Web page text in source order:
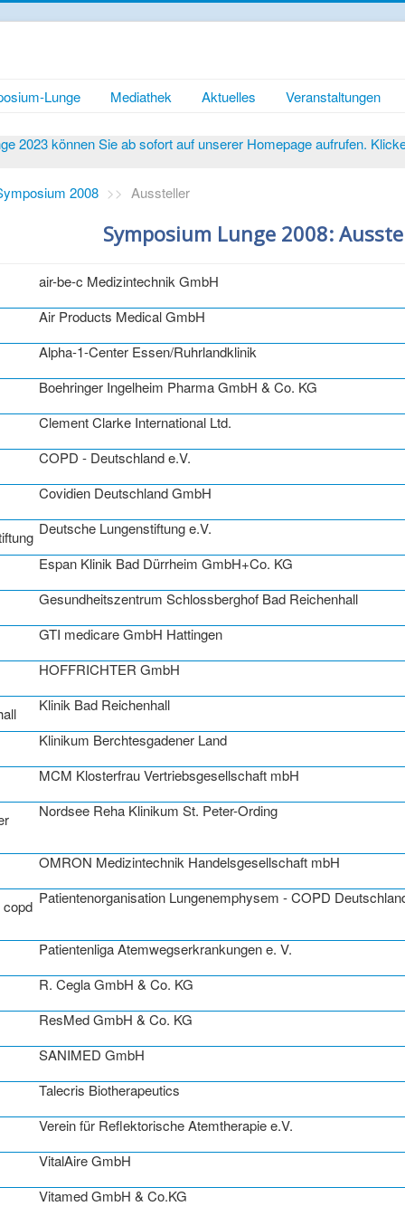
Lunge Mediathek Aktuelles Veranstaltungen
2023 können Sie ab sofort auf unserer Homepage aufrufen.
2008 >> Aussteller
Symposium Lunge 2008:
air-be-c Medizintechnik GmbH
Air Products Medical GmbH
Alpha-1-Center Essen/Ruhrlandklinik
Boehringer Ingelheim Pharma GmbH & Co. KG
Clement Clarke International Ltd.
COPD - Deutschland e.V.
Covidien Deutschland GmbH
Deutsche Lungenstiftung e.V.
Espan Klinik Bad Dürrheim GmbH+Co. KG
Gesundheitszentrum Schlossberghof Bad Reichenhall
GTI medicare GmbH Hattingen
HOFFRICHTER GmbH
Klinik Bad Reichenhall
Klinikum Berchtesgadener Land
MCM Klosterfrau Vertriebsgesellschaft mbH
Nordsee Reha Klinikum St. Peter-Ording
OMRON Medizintechnik Handelsgesellschaft mbH
Patientenorganisation Lungenemphysem - COPD
Patientenliga Atemwegserkrankungen e. V.
R. Cegla GmbH & Co. KG
ResMed GmbH & Co. KG
SANIMED GmbH
Talecris Biotherapeutics
Verein für Reflektorische Atemtherapie e.V.
VitalAire GmbH
Vitamed GmbH & Co.KG